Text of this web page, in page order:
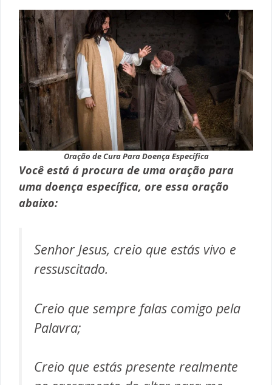
Oração de Cura Para Doença Específica
Você está á procura de uma oração para
uma doença específica, ore essa oração
abaixo:
Senhor Jesus, creio que estás vivo e
ressuscitado.
Creio que sempre falas comigo pela
Palavra;
Creio que estás presente realmente